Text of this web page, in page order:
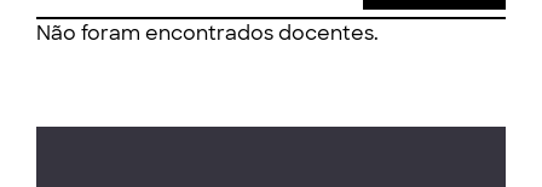
Não foram encontrados docentes.